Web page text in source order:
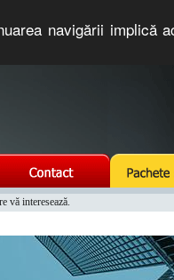
navigării implică
vă interesează.